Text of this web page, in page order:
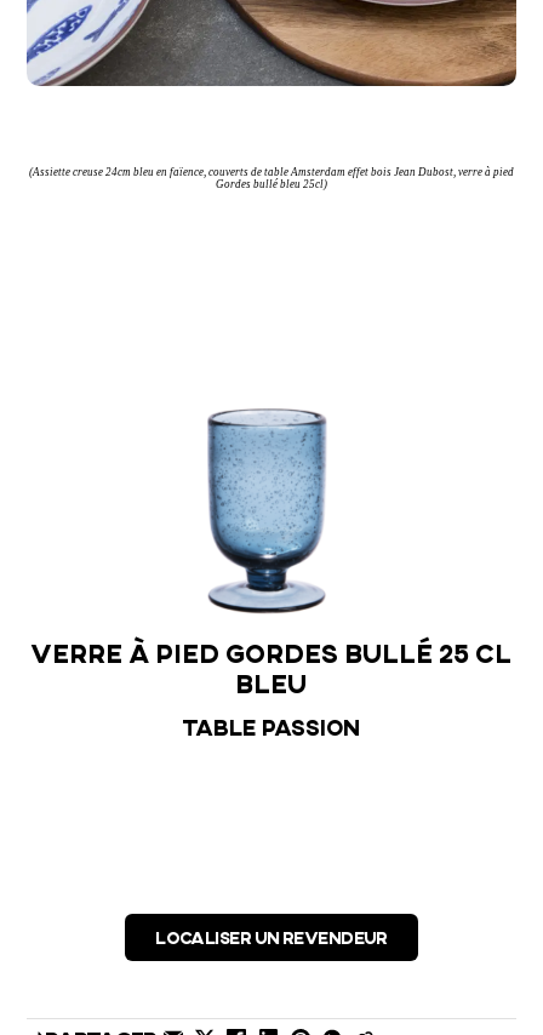
(Assiette creuse 24cm bleu en faïence, couverts de table Amsterdam effet bois Jean Dubost, verre à pied
Gordes bullé bleu 25cl)
Verre à pied Gordes Bullé 25 cl
bleu
TABLE PASSION
LOCALISER UN REVENDEUR